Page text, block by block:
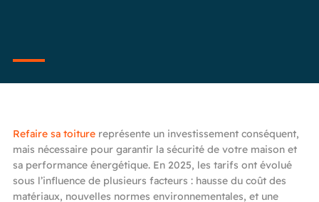
Refaire sa toiture représente un investissement conséquent,
mais nécessaire pour garantir la sécurité de votre maison et
sa performance énergétique. En 2025, les tarifs ont évolué
sous l’influence de plusieurs facteurs : hausse du coût des
matériaux, nouvelles normes environnementales, et une